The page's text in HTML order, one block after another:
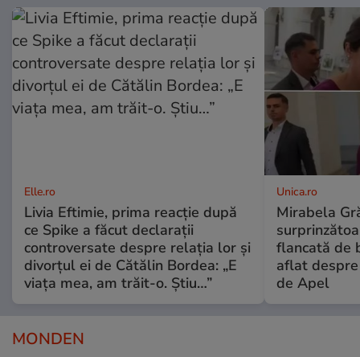
Elle.ro
Livia Eftimie, prima reacție după
ce Spike a făcut declarații
controversate despre relația lor și
divorțul ei de Cătălin Bordea: „E
viața mea, am trăit-o. Știu…”
Unica.ro
Mirabela
flancată de
aflat
de Apel
MONDEN